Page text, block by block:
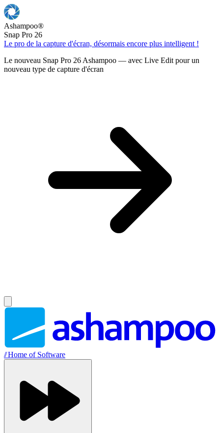
Ashampoo®
Snap Pro 26
Le pro de la capture d'écran, désormais encore plus intelligent !
Le nouveau Snap Pro 26 Ashampoo — avec Live Edit pour un
nouveau type de capture d'écran
//Home of Software